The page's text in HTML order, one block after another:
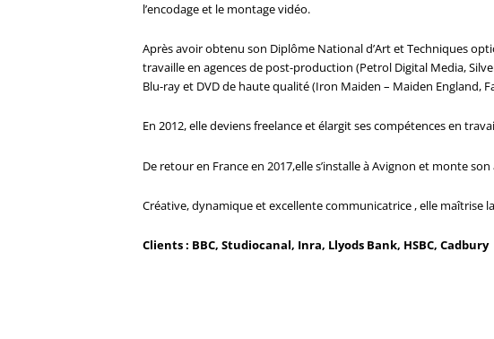
l’encodage et le montage vidéo.
Après avoir obtenu son Diplôme National d’Art et Techniques
travaille en agences de post-production (Petrol Digital Media,
Blu-ray et DVD de haute qualité (Iron Maiden – Maiden England,
En 2012, elle deviens freelance et élargit ses compétences en
De retour en France en 2017,elle s’installe à Avignon et monte
Créative, dynamique et excellente communicatrice , elle maîtrise
Clients : BBC, Studiocanal, Inra, Llyods Bank, HSBC, Cadbury